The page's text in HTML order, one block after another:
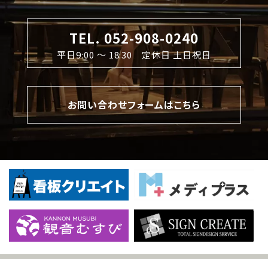
TEL. 052-908-0240
平日9:00 〜 18:30 定休日 土日祝日
お問い合わせフォームはこちら